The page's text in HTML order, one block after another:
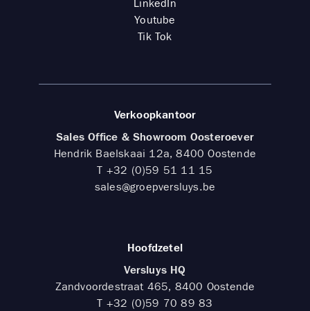
LinkedIn
Youtube
Tik Tok
Verkoopkantoor
Sales Office & Showroom Oosteroever
Hendrik Baelskaai 12a, 8400 Oostende
T +32 (0)59 51 11 15
sales@groepversluys.be
Hoofdzetel
Versluys HQ
Zandvoordestraat 465, 8400 Oostende
T +32 (0)59 70 89 83